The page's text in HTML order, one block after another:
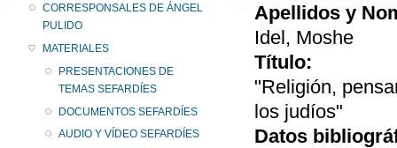
CORRESPONSALES DE ÁNGEL
PULIDO
MATERIALES
PRESENTACIONES DE
TEMAS SEFARDÍES
DOCUMENTOS SEFARDÍES
AUDIO Y VÍDEO SEFARDÍES
Apellidos y
Idel, Moshe
Título:
"Religión,
los judíos"
Datos